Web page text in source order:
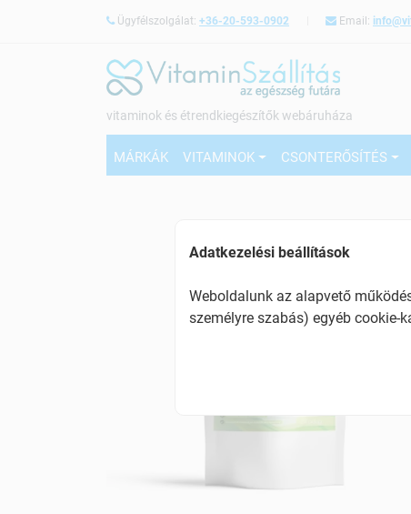
Ügyfélszolgálat: +36-20-593-0902 Email:
vitaminok és étrendkiegészítők webáruháza
MÁRKÁK VITAMINOK CSONTERŐSÍTÉS
Adatkezelési beállítások
Weboldalunk az alapvető
személyre szabás) egyéb cookie-